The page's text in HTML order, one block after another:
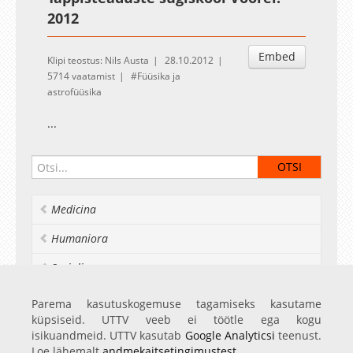
2012
Embed
Klipi teostus: Nils Austa
28.10.2012
5714 vaatamist
Füüsika ja
astrofüüsika
...
Medicina
Humaniora
Socialia
Realia et naturalia
Ülikoolist veel
Parema kasutuskogemuse tagamiseks kasutame
küpsiseid. UTTV veeb ei töötle ega kogu
isikuandmeid. UTTV kasutab Google Analyticsi teenust.